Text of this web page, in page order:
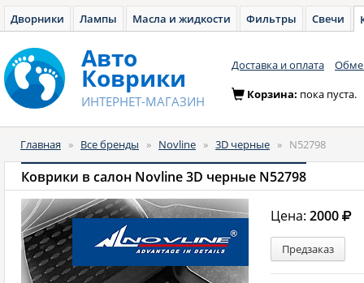
Дворники Лампы Масла и жидкости Фильтры Свечи
Авто
Коврики
ИНТЕРНЕТ-МАГАЗИН
Доставка и оплата
Корзина: пока пуста.
Главная » Все бренды » Novline » 3D черные » N52798
Коврики в салон Novline 3D черные N52798
Цена:2000
Предзаказ